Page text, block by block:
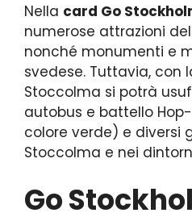
Nella card Go
numerose attrazioni
nonché monumenti e
svedese. Tuttavia, con
Stoccolma si potrà
autobus e battello
colore verde) e diversi
Stoccolma e nei
Go